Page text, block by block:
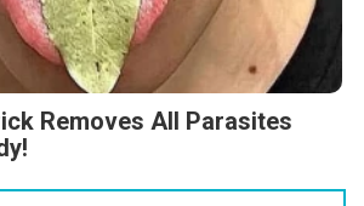
Removes All Parasites